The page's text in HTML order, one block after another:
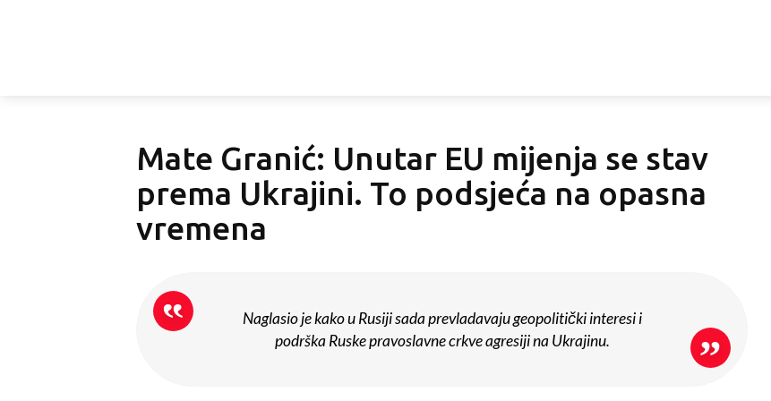
Mate Granić: Unutar EU mijenja se stav
prema Ukrajini. To podsjeća na opasna
vremena
Naglasio je kako u Rusiji sada prevladavaju geopolitički interesi i
podrška Ruske pravoslavne crkve agresiji na Ukrajinu.